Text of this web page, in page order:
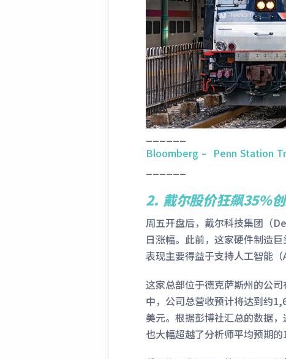
Bloomberg – Penn Station
2. 戴尔股价狂飙35%
周五开盘后，戴尔科技集团（
日涨幅。此前，这家硬件制造
表现主要得益于支持人工智能
这家总部位于德克萨斯州的公
中，公司总营收预计将达到约
美元。根据彭博社汇总的数据
也大幅超越了分析师平均预期的